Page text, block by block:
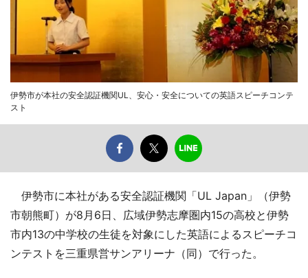
伊勢市が本社の安全認証機関UL、安心・安全についての英語スピーチコンテ
スト
伊勢市に本社がある安全認証機関「UL Japan」（伊勢
市朝熊町）が8月6日、広域伊勢志摩圏内15の高校と伊勢
市内13の中学校の生徒を対象にした英語によるスピーチコ
ンテストを三重県営サンアリーナ（同）で行った。